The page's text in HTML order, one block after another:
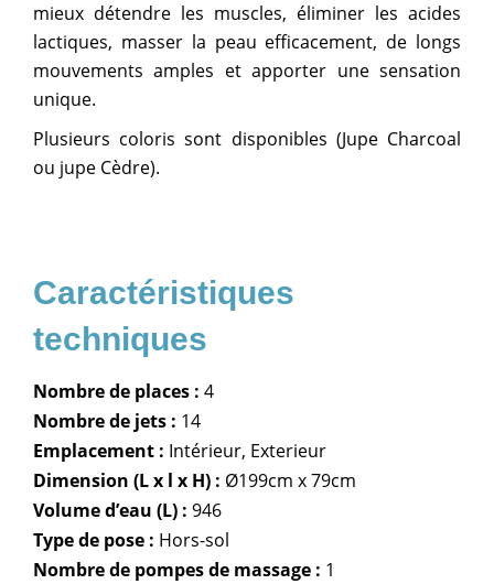
mieux détendre les muscles, éliminer les acides
lactiques, masser la peau efficacement, de longs
mouvements amples et apporter une sensation
unique.
Plusieurs coloris sont disponibles (Jupe Charcoal
ou jupe Cèdre).
Nombre de places : 4
Nombre de jets : 14
Emplacement : Intérieur, Exterieur
Dimension (L x l x H) : Ø199cm x 79cm
Volume d’eau (L) : 946
Type de pose : Hors-sol
Nombre de pompes de massage : 1